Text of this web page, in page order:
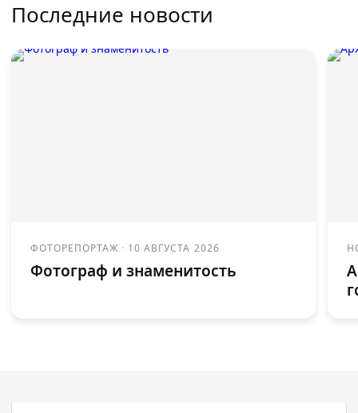
Последние новости
ФОТОРЕПОРТАЖ · 10 АВГУСТА 2026
Фотограф и знаменитость